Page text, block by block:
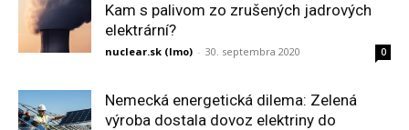
Kam s palivom zo zrušených jadrových
elektrární?
nuclear.sk (lmo) - 30. septembra 2020 0
Nemecká energetická dilema: Zelená
výroba dostala dovoz elektriny do